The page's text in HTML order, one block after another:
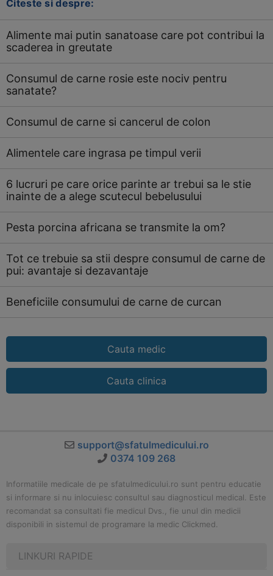
Citeste si despre:
Alimente mai putin sanatoase care pot contribui la
scaderea in greutate
Consumul de carne rosie este nociv pentru
sanatate?
Consumul de carne si cancerul de colon
Alimentele care ingrasa pe timpul verii
6 lucruri pe care orice parinte ar trebui sa le stie
inainte de a alege scutecul bebelusului
Pesta porcina africana se transmite la om?
Tot ce trebuie sa stii despre consumul de carne de
pui: avantaje si dezavantaje
Beneficiile consumului de carne de curcan
Cauta medic
Cauta clinica
support@sfatulmedicului.ro
0374 109 268
Informatiile medicale de pe sfatulmedicului.ro sunt pentru educatie
si informare si nu inlocuiesc consultul sau diagnosticul medical. Este
recomandat sa consultati fie medicul Dvs., fie unul din medicii
disponibili in sistemul de programare la medic Clickmed.
LINKURI RAPIDE